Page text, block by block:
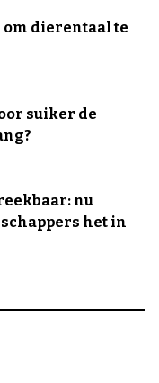
dierentaal te
suiker de
nu
het in